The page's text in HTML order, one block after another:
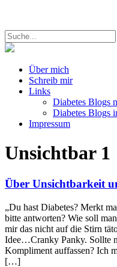
Über mich
Schreib mir
Links
Diabetes Blogs
Diabetes Blogs
Impressum
Unsichtbar 1
Über Unsichtbarkeit
„Du hast Diabetes? Merkt
bitte antworten? Wie soll
mir das nicht auf die Stirn
Idee…Cranky Panky. Sollte
Kompliment auffassen? Ich
[…]